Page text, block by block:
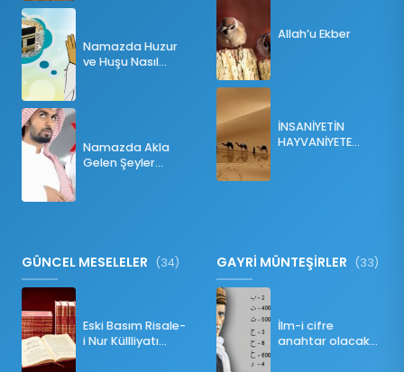
Namazda Huzur
ve Huşu Nasıl
Namazda Akla
Gelen Şeyler
Allah’u Ekber
İNSANİYETİN
HAYVANİYETE
GÜNCEL MESELELER (34)
Eski Basım Risale-
i Nur Küllliyatı
GAYRİ MÜNTEŞİRLER (33)
İlm-i cifre
anahtar olacak